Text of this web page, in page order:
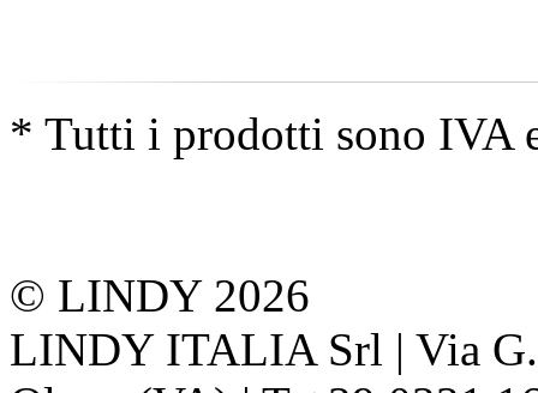
* Tutti i prodotti sono IVA
© LINDY 2026
LINDY ITALIA Srl | Via